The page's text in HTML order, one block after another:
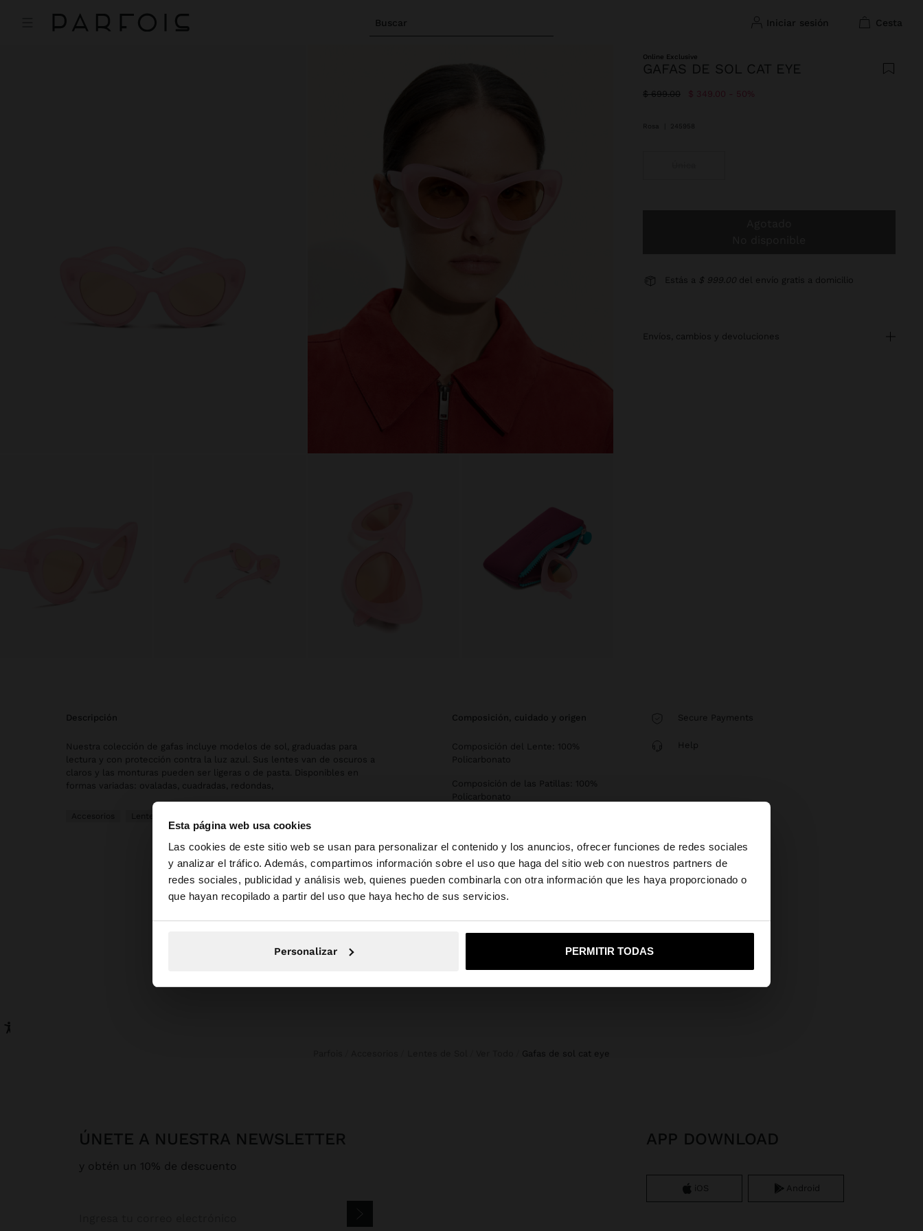
Esta página web usa cookies
Las cookies de este sitio web se usan para personalizar el contenido y los anuncios, ofrecer funciones de redes sociales
y analizar el tráfico. Además, compartimos información sobre el uso que haga del sitio web con nuestros partners de
redes sociales, publicidad y análisis web, quienes pueden combinarla con otra información que les haya proporcionado o
que hayan recopilado a partir del uso que haya hecho de sus servicios.
Personalizar PERMITIR TODAS
Buscar iniciar sesión cesta
hola ×
Estás accediendo a la web de Mexico. ¿Quieres ir a la web de United States?
No, continuar en la web de Mexico Sí, llévame a United States
Online Exclusive
GAFAS DE SOL CAT EYE
Precio rebajado de
$ 699.00A $ 349.00 50%
Rosa 245958
Estás a $ 999.00 del envío gratis a domicilio
envíos, cambios y devoluciones
descripción
Nuestra colección de gafas incluye modelos de sol, graduadas para
lectura y con protección contra la luz azul. Sus lentes van de oscuros a
claros y las monturas pueden ser ligeras o de pasta. Disponibles en
formas variadas: ovaladas, cuadradas, redondas,
Accesorios Lentes de Sol
composición, cuidado y origen
Composición del Lente: 100%
Policarbonato
Composición de las Patillas: 100%
Policarbonato
Categoría de Filtro: Grado 1
Protección UV: 100%
Secure Payments
Help
gafas de sol cat eye
ÚNETE A NUESTRA NEWSLETTER
y obtén un 10% de descuento
APP DOWNLOAD
iOS Android